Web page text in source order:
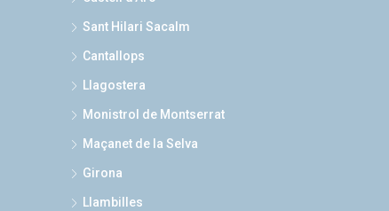
Sant Hilari Sacalm
Cantallops
Llagostera
Monistrol de Montserrat
Maçanet de la Selva
Girona
Llambilles